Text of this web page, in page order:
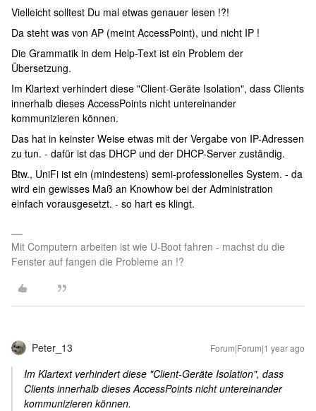
Vielleicht solltest Du mal etwas genauer lesen !?!
Da steht was von AP (meint AccessPoint), und nicht IP !
Die Grammatik in dem Help-Text ist ein Problem der
Übersetzung.
Im Klartext verhindert diese "Client-Geräte Isolation", dass Clients
innerhalb dieses AccessPoints nicht untereinander
kommunizieren können.
Das hat in keinster Weise etwas mit der Vergabe von IP-Adressen
zu tun. - dafür ist das DHCP und der DHCP-Server zuständig.
Btw., UniFi ist ein (mindestens) semi-professionelles System. - da
wird ein gewisses Maß an Knowhow bei der Administration
einfach vorausgesetzt. - so hart es klingt.
Mit Computern arbeiten ist wie U-Boot fahren - machst du die
Fenster auf fangen die Probleme an !?
Peter_13 Forum|Forum|1 year ago
Im Klartext verhindert diese "Client-Geräte Isolation", dass
Clients innerhalb dieses AccessPoints nicht untereinander
kommunizieren können.